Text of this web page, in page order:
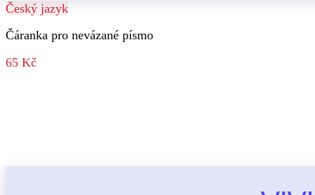
Český jazyk
Čáranka pro nevázané písmo
65 Kč